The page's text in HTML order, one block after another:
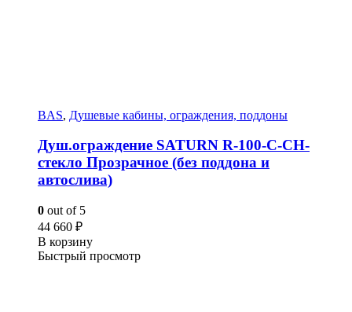
BAS, Душевые кабины, ограждения, поддоны
Душ.ограждение SATURN R-100-C-CH-
стекло Прозрачное (без поддона и
автослива)
0 out of 5
44 660 ₽
В корзину
Быстрый просмотр